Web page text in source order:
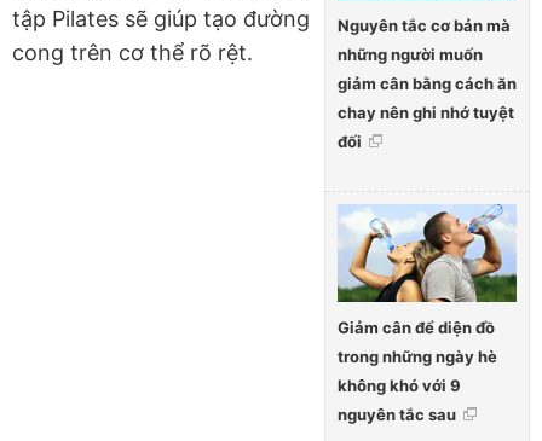
Nguyên tắc cơ bản mà
những người muốn
giảm cân bằng cách ăn
chay nên ghi nhớ tuyệt
đối
Giảm cân để diện đồ
trong những ngày hè
không khó với 9
nguyên tắc sau
tập Pilates sẽ giúp tạo đường
cong trên cơ thể rõ rệt.